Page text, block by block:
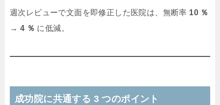
週次レビューで文面を即修正した医院は、無断率 10 ％
→ 4 ％ に低減。
成功院に共通する 3 つのポイント